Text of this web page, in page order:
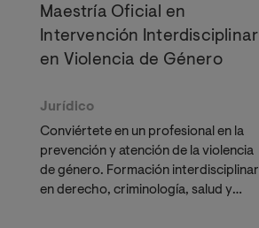
Maestría Oficial en
Intervención Interdisciplinar
en Violencia de Género
Jurídico
Conviértete en un profesional en la
prevención y atención de la violencia
de género. Formación interdisciplinar
en derecho, criminología, salud y